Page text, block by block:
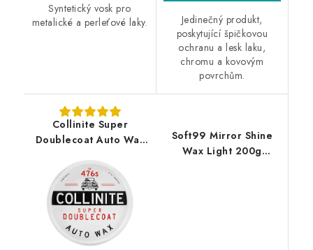
Syntetický vosk pro
metalické a perleťové laky.
Jedinečný produkt,
poskytující špičkovou
ochranu a lesk laku,
chromu a kovovým
povrchům.
Collinite Super
Doublecoat Auto Wax
Soft99 Mirror Shine
Wax Light 200g